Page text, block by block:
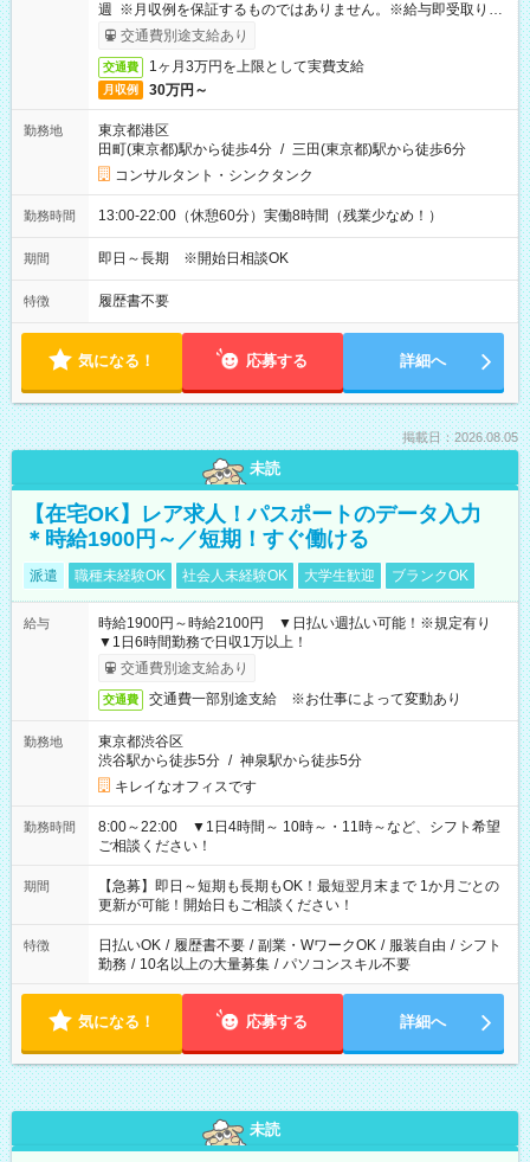
週 ※月収例を保証するものではありません。※給与即受取りサ
ービス利用可（利用条件有）
交通費別途支給あり
交通費 1ヶ月3万円を上限として実費支給
月収例 30万円～
勤務地
東京都港区
田町(東京都)駅から徒歩4分 / 三田(東京都)駅から徒歩6分
コンサルタント・シンクタンク
勤務時間 13:00-22:00（休憩60分）実働8時間（残業少なめ！）
期間 即日～長期 ※開始日相談OK
特徴 履歴書不要
気になる！ 応募する 詳細へ
掲載日：2026.08.05
未読
【在宅OK】レア求人！パスポートのデータ入力
＊時給1900円～／短期！すぐ働ける
派遣 職種未経験OK 社会人未経験OK 大学生歓迎 ブランクOK
給与
時給1900円～時給2100円 ▼日払い週払い可能！※規定有り
▼1日6時間勤務で日収1万以上！
交通費別途支給あり
交通費 交通費一部別途支給 ※お仕事によって変動あり
勤務地
東京都渋谷区
渋谷駅から徒歩5分 / 神泉駅から徒歩5分
キレイなオフィスです
勤務時間
8:00～22:00 ▼1日4時間～ 10時～・11時～など、シフト希望
ご相談ください！
期間
【急募】即日～短期も長期もOK！最短翌月末まで 1か月ごとの
更新が可能！開始日もご相談ください！
特徴 日払いOK / 履歴書不要 / 副業・WワークOK / 服装自由 / シフト
勤務 / 10名以上の大量募集 / パソコンスキル不要
気になる！ 応募する 詳細へ
未読